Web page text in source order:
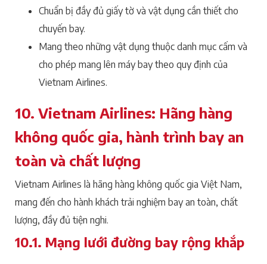
Chuẩn bị đầy đủ giấy tờ và vật dụng cần thiết cho
chuyến bay.
Mang theo những vật dụng thuộc danh mục cấm và
cho phép mang lên máy bay theo quy định của
Vietnam Airlines.
10. Vietnam Airlines: Hãng hàng
không quốc gia, hành trình bay an
toàn và chất lượng
Vietnam Airlines là hãng hàng không quốc gia Việt Nam,
mang đến cho hành khách trải nghiệm bay an toàn, chất
lượng, đầy đủ tiện nghi.
10.1. Mạng lưới đường bay rộng khắp